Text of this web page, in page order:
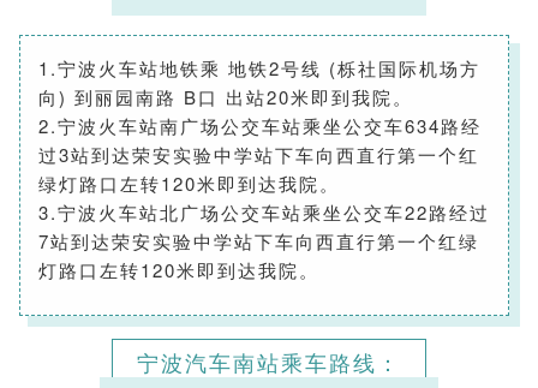
1.宁波火车站地铁乘 地铁2号线 (栎社国际机场方
向) 到丽园南路 B口 出站20米即到我院。
2.宁波火车站南广场公交车站乘坐公交车634路经
过3站到达荣安实验中学站下车向西直行第一个红
绿灯路口左转120米即到达我院。
3.宁波火车站北广场公交车站乘坐公交车22路经过
7站到达荣安实验中学站下车向西直行第一个红绿
灯路口左转120米即到达我院。
宁波汽车南站乘车路线：